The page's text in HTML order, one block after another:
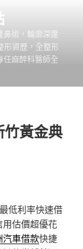
鼻術，輪廓深邃
形資歷，全整形
任麻醉科醫師全
竹黃金典
最低利率快速借
估價超優花
汽車借款快捷